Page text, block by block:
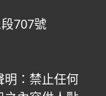
707號
明：禁止任何